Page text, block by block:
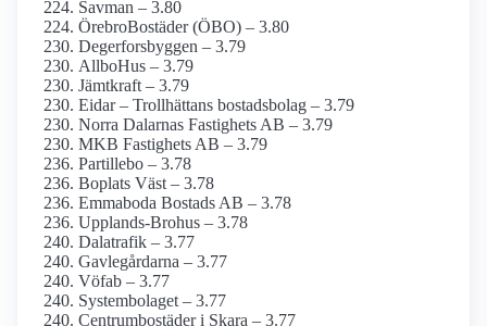
Savman – 3.80
ÖrebroBostäder (ÖBO) – 3.80
Degerforsbyggen – 3.79
AllboHus – 3.79
Jämtkraft – 3.79
Eidar – Trollhättans bostadsbolag – 3.79
Norra Dalarnas Fastighets AB – 3.79
MKB Fastighets AB – 3.79
Partillebo – 3.78
Boplats Väst – 3.78
Emmaboda Bostads AB – 3.78
Upplands-Brohus – 3.78
Dalatrafik – 3.77
Gavlegårdarna – 3.77
Vöfab – 3.77
Systembolaget – 3.77
Centrumbostäder i Skara – 3.77